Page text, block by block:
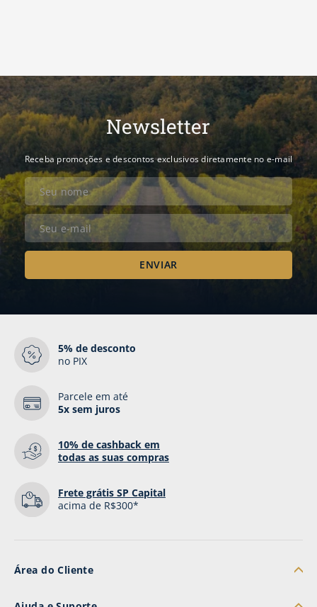
Newsletter
Receba promoções e descontos exclusivos diretamente no e-mail
5% de desconto
no PIX
Parcele em até
5x sem juros
10% de cashback em
todas as suas compras
Frete grátis SP Capital
acima de R$300*
Área do Cliente
Minha Conta